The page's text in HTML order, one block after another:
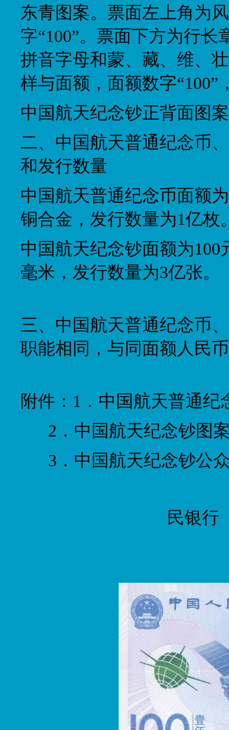
东青图案。票面左上角为
字“100”。票面下方为行长
拼音字母和蒙、藏、维、
样与面额，面额数字
中国航天纪念钞正背面图
二、中国航天普通纪念币
和发行数量
中国航天普通纪念币面额
铜合金，发行数量为1亿枚
中国航天纪念钞面额为100
毫米，发行数量为3亿张。
三、中国航天普通纪念币
职能相同，与同面额人民
附件：1．中国航天普通纪
2．中国航天纪念钞图
3．中国航天纪念钞公
民银行